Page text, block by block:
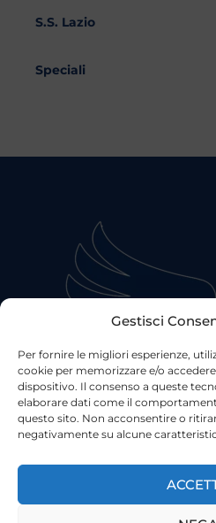
Gestisci
Per fornire le migliori esperienze,
cookie per memorizzare e/o
dispositivo. Il consenso a queste
elaborare dati come il
questo sito. Non acconsentire o
negativamente su alcune
S.S. Lazio
Speciali
©2023 Tutti i diritti